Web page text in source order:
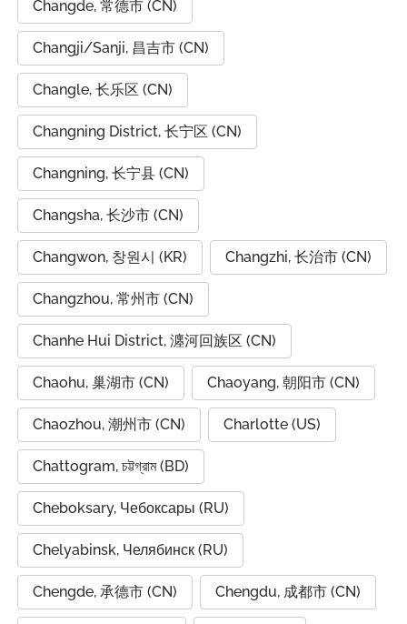
Changde, 常德市 (CN)
Changji/Sanji, 昌吉市 (CN)
Changle, 长乐区 (CN)
Changning District, 长宁区 (CN)
Changning, 长宁县 (CN)
Changsha, 长沙市 (CN)
Changwon, 창원시 (KR) Changzhi, 长治市 (CN)
Changzhou, 常州市 (CN)
Chanhe Hui District, 瀍河回族区 (CN)
Chaohu, 巢湖市 (CN) Chaoyang, 朝阳市 (CN)
Chaozhou, 潮州市 (CN) Charlotte (US)
Chattogram, চট্টগ্রাম (BD)
Cheboksary, Чебоксары (RU)
Chelyabinsk, Челябинск (RU)
Chengde, 承德市 (CN) Chengdu, 成都市 (CN)